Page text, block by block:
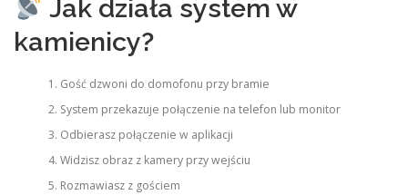
Jak działa system w
kamienicy?
Gość dzwoni do domofonu przy bramie
System przekazuje połączenie na telefon lub monitor
Odbierasz połączenie w aplikacji
Widzisz obraz z kamery przy wejściu
Rozmawiasz z gościem